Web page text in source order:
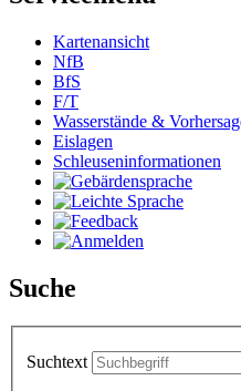
Kartenansicht
NfB
BfS
F/T
Wasserstände &
Eislagen
Schleuseninformationen
Suche
Suchtext